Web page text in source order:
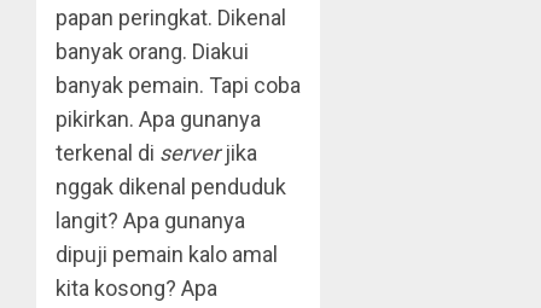
papan peringkat. Dikenal
banyak orang. Diakui
banyak pemain. Tapi coba
pikirkan. Apa gunanya
terkenal di serverjika
nggak dikenal penduduk
langit? Apa gunanya
dipuji pemain kalo amal
kita kosong? Apa